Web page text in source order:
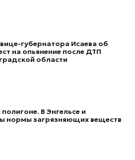
губернатора Исаева об
на опьянение после ДТП
области
В Энгельсе и
нормы загрязняющих веществ